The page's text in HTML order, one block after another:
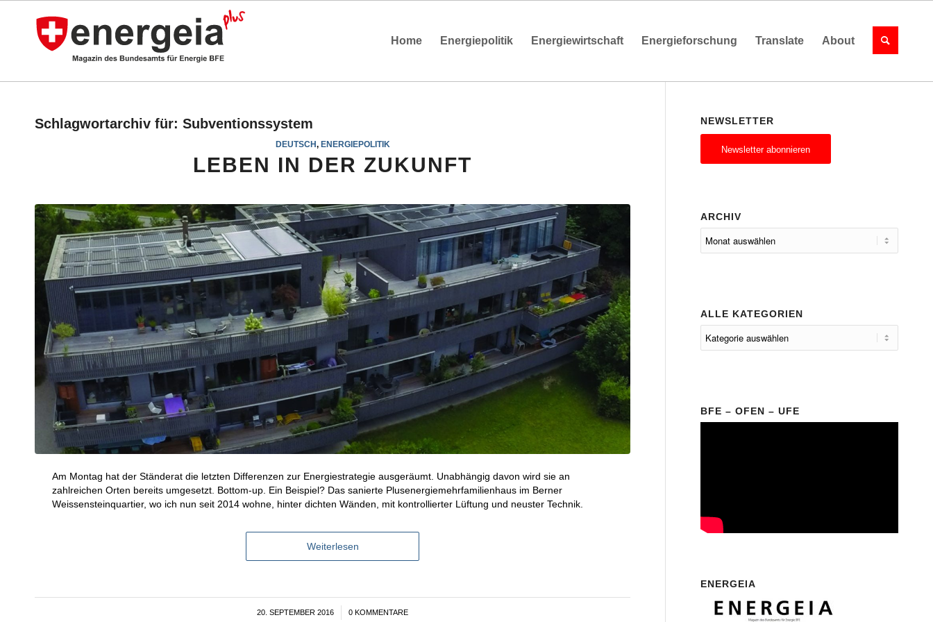
Home Energiepolitik Energiewirtschaft Energieforschung Translate About
Schlagwortarchiv für: Subventionssystem
DEUTSCH, ENERGIEPOLITIK
LEBEN IN DER ZUKUNFT
Am Montag hat der Ständerat die letzten Differenzen zur Energiestrategie ausgeräumt. Unabhängig davon wird sie an
zahlreichen Orten bereits umgesetzt. Bottom-up. Ein Beispiel? Das sanierte Plusenergiemehrfamilienhaus im Berner
Weissensteinquartier, wo ich nun seit 2014 wohne, hinter dichten Wänden, mit kontrollierter Lüftung und neuster Technik.
Weiterlesen
20. SEPTEMBER 2016
/ 0 KOMMENTARE
NEWSLETTER
Newsletter abonnieren
ARCHIV
ALLE KATEGORIEN
BFE – OFEN – UFE
ENERGEIA